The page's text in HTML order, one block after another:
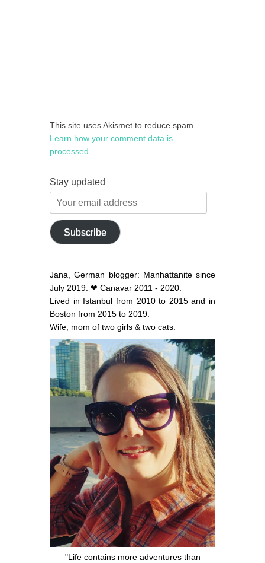
This site uses Akismet to reduce spam.
Learn how your comment data is
processed.
Stay updated
Your
email
address
Subscribe
Jana, German blogger: Manhattanite since
July 2019. ❤ Canavar 2011 - 2020.
Lived in Istanbul from 2010 to 2015 and in
Boston from 2015 to 2019.
Wife, mom of two girls & two cats.
"Life contains more adventures than